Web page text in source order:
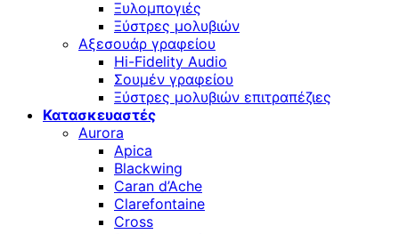
Ξυλομπογιές
Ξύστρες μολυβιών
Αξεσουάρ γραφείου
Hi-Fidelity Audio
Σουμέν γραφείου
Ξύστρες μολυβιών επιτραπέζιες
Κατασκευαστές
Aurora
Apica
Blackwing
Caran d’Ache
Clarefontaine
Cross